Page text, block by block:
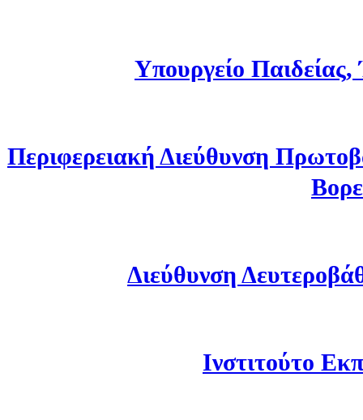
Υπουργείο
Περιφερειακή Διεύθυνση
Διεύθυνση
Ινστιτούτο